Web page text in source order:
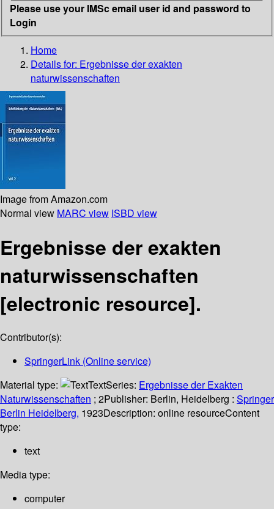
Please use your IMSc email user id and password to
Login
Home
Details for: Ergebnisse der exakten
naturwissenschaften
Image from Amazon.com
Normal view MARC view ISBD view
Ergebnisse der exakten
naturwissenschaften
[electronic resource].
Contributor(s):
SpringerLink (Online service)
Material type:
TextSeries: Ergebnisse der Exakten
Naturwissenschaften ; 2Publisher: Berlin, Heidelberg : Springer
Berlin Heidelberg, 1923Description: online resourceContent
type:
text
Media type:
computer